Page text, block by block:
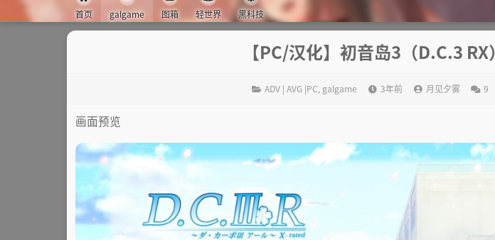
首页 galgame 图箱 轻世界 黑科技
【PC/汉化】初音岛3（D.C.3 RX）
ADV | AVG |PC, galgame 3年前 月见夕雾 9
画面预览